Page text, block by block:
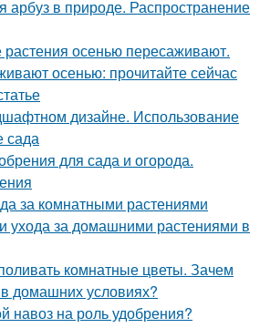
арбуз в природе. Распространение
растения осенью пересаживают.
осенью: прочитайте сейчас
дизайне. Использование
сада
для сада и огорода.
за комнатными растениями
ухода за домашними растениями в
комнатные цветы. Зачем
домашних условиях?
навоз на роль удобрения?